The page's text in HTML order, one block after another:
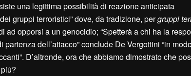
una legittima possibilità di reazione anticipata
gruppi terroristici” dove, da tradizione, pergruppi
ad opporsi a un genocidio; “Spetterà a chi ha la
dell’attacco” conclude De Vergottini “in
D’altronde, ora che abbiamo dimostrato che